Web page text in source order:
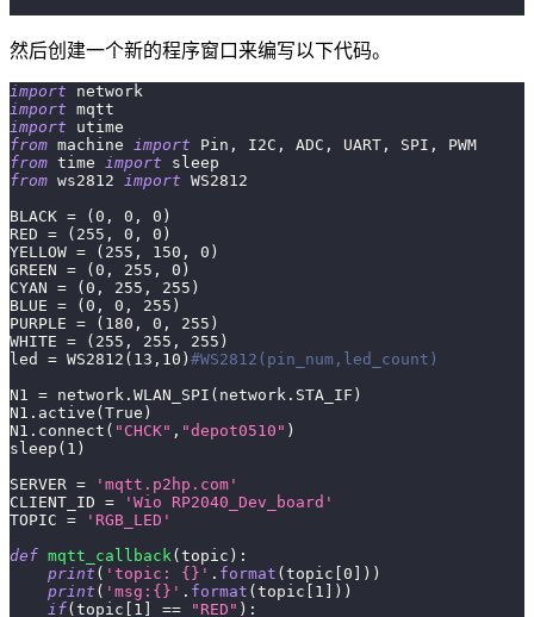
然后创建一个新的程序窗口来编写以下代码。
import network
import mqtt
import utime
from machine import Pin , I2C , ADC , UART , SPI ,
PWM
from time import sleep
from ws2812 import WS2812
BLACK = (0 , 0 , 0 )
RED = ( 255 , 0 , 0 )
YELLOW = ( 255 , 150 , 0 )
GREEN = (0 , 255 , 0 )
CYAN = (0 , 255 , 255 )
BLUE = (0 , 0 , 255 )
PURPLE = ( 180 , 0 , 255 )
WHITE = ( 255 , 255 , 255 )
led = WS2812 ( 13 , 10 ) #WS2812(pin_num,led_count)
N1 = network . WLAN_SPI ( network . STA_IF )
N1 . active (True )
N1 . connect ( "CHCK" , "depot0510" )
sleep ( 1 )
SERVER =
'mqtt.p2hp.com'
CLIENT_ID =
'Wio RP2040_Dev_board'
TOPIC =
'RGB_LED'
def mqtt_callback (topic ) :
print ( 'topic: {}' . format (topic [0 ] ) )
print ( 'msg:{}' . format (topic [ 1 ] ) )
if(topic [ 1 ] == "RED" ) :